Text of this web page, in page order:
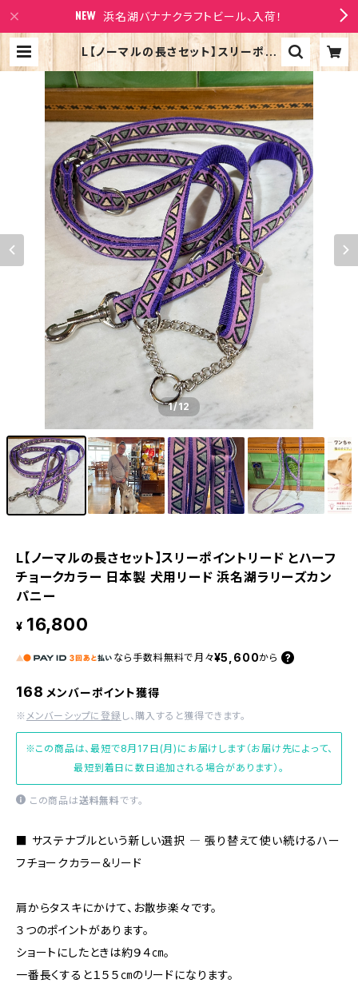
浜名湖バナナクラフトビール、入荷！
L【ノーマルの長さセット】スリーポイ
ントリード とハーフチョークカラー 日
本製 犬用リード 浜名湖ラリーズカン
パニー | Larry's Company
1/12
L【ノーマルの長さセット】スリーポイントリード とハーフ
チョークカラー 日本製 犬用リード 浜名湖ラリーズカン
パニー
¥ 16,800
なら 手数料無料で 月々¥5,600から
168 メンバーポイント獲得
※ メンバーシップに登録 し、購入すると獲得できます。
※この商品は、最短で8月17日(月)にお届けします（お届け先によって、
最短到着日に数日追加される場合があります）。
この商品は送料無料です。
■ サステナブルという新しい選択 ― 張り替えて使い続けるハー
フチョークカラー＆リード
肩からタスキにかけて、お散歩楽々です。
３つのポイントがあります。
ショートにしたときは約９４㎝。
一番長くすると１５５㎝のリードになります。